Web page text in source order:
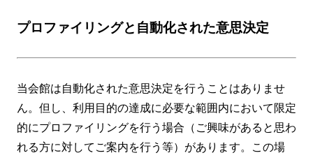
プロファイリングと自動化された意思決定
当会館は自動化された意思決定を行うことはありませ
ん。但し、利用目的の達成に必要な範囲内において限定
的にプロファイリングを行う場合（ご興味があると思わ
れる方に対してご案内を行う等）があります。この場